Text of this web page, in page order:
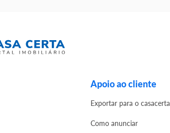
Apoio ao cliente
Exportar para o casacerta
Como anunciar